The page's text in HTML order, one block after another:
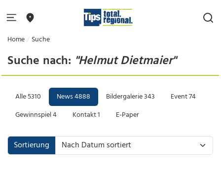
Home Suche
Suche nach: "Helmut Dietmaier"
Alle5310 News4888 Bildergalerie343 Event74
Gewinnspiel4 Kontakt1 E-Paper
Sortierung